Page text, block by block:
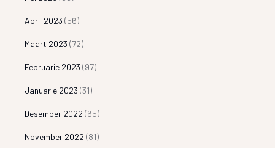
April 2023 (56)
Maart 2023 (72)
Februarie 2023 (97)
Januarie 2023 (31)
Desember 2022 (65)
November 2022 (81)